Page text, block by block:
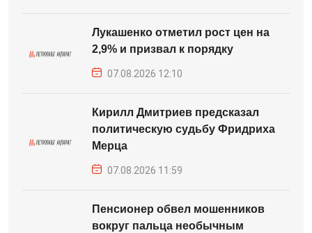
Лукашенко отметил рост цен на
2,9% и призвал к порядку
07.08.2026 12:10
Кирилл Дмитриев предсказал
политическую судьбу Фридриха
Мерца
07.08.2026 11:59
Пенсионер обвел мошенников
вокруг пальца необычным